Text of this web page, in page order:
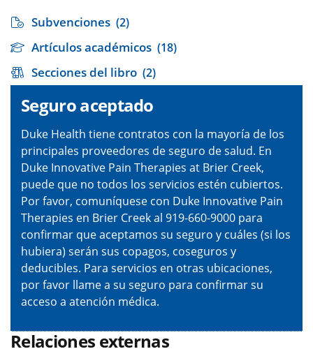
Subvenciones (2)
Artículos académicos (18)
Secciones del libro (2)
Seguro aceptado
Duke Health tiene contratos con la mayoría de los
principales proveedores de seguro de salud. En
Duke Innovative Pain Therapies at Brier Creek,
puede que no todos los servicios estén cubiertos.
Por favor, comuníquese con Duke Innovative Pain
Therapies en Brier Creek al 919-660-9000 para
confirmar que aceptamos su seguro y cuáles (si los
hubiera) serán sus copagos, coseguros y
deducibles. Para servicios en otras ubicaciones,
por favor llame a su seguro para confirmar su
acceso a atención médica.
Relaciones externas